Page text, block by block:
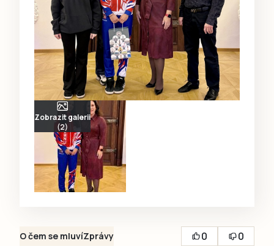
Zobrazit galerii
(2)
O čem se mluvíZprávy 0
0